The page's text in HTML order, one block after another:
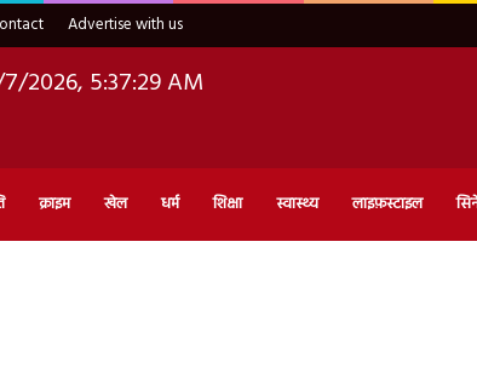
Advertise with us
2026, 5:37:29 AM
क्राइम खेल धर्म शिक्षा स्वास्थ्य लाइफ़स्टाइल